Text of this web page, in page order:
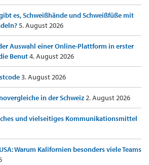
es, Schweißhände und Schweißfüße mit
5. August 2026
Auswahl einer Online-Plattform in erster
Benut4. August 2026
3. August 2026
in der Schweiz2. August 2026
und vielseitiges Kommunikationsmittel
Warum Kalifornien besonders viele Teams